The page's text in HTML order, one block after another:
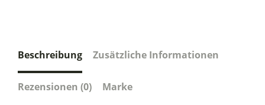
Beschreibung Zusätzliche Informationen
Rezensionen (0) Marke